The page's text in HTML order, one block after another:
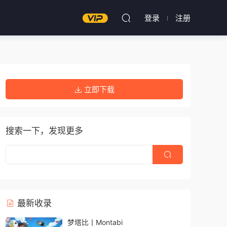
登录 注册
立即下载
搜索一下，发现更多
最新收录
梦塔比丨Montabi